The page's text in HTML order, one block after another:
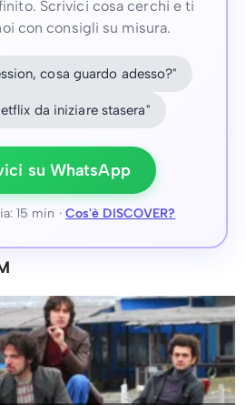
Scrivici cosa cerchi e ti
con consigli su misura.
cosa guardo adesso?"
da iniziare stasera"
su WhatsApp
15 min · Cos'è DISCOVER?